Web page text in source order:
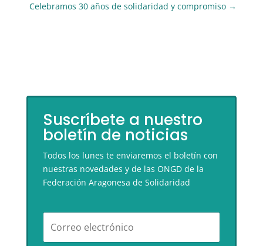
Celebramos 30 años de solidaridad y compromiso →
Suscríbete a nuestro
boletín de noticias
Todos los lunes te enviaremos el boletín con
nuestras novedades y de las ONGD de la
Federación Aragonesa de Solidaridad